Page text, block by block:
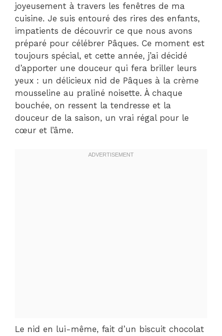
joyeusement à travers les fenêtres de ma
cuisine. Je suis entouré des rires des enfants,
impatients de découvrir ce que nous avons
préparé pour célébrer Pâques. Ce moment est
toujours spécial, et cette année, j’ai décidé
d’apporter une douceur qui fera briller leurs
yeux : un délicieux nid de Pâques à la crème
mousseline au praliné noisette. À chaque
bouchée, on ressent la tendresse et la
douceur de la saison, un vrai régal pour le
cœur et l’âme.
Le nid en lui-même, fait d’un biscuit chocolat